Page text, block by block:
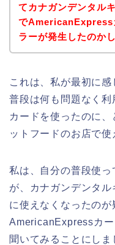
てカナガンデンタル
でAmericanExpress
ラーが発生したのか
これは、私が最初に感
普段は何も問題なく
カードを使ったのに
ットフードのお店で使
私は、自分の普段使
が、カナガンデンタ
に使えなくなったのが
AmericanExpressカ
聞いてみることにしま